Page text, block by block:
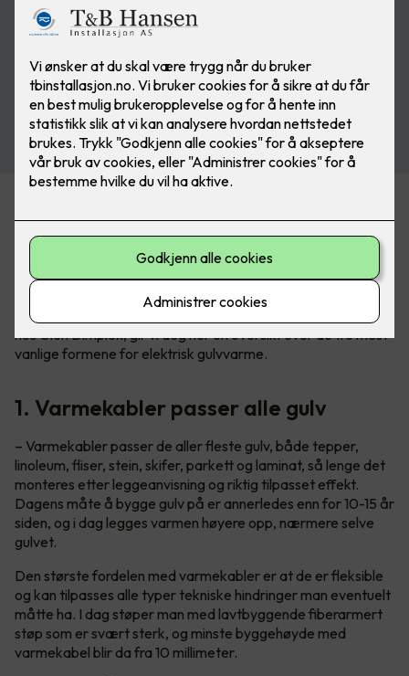
gulvvarme, men spesielt varmefolie blir stadig mer populært.
Om du skal velge det ene eller det andre avhenger av
underlag, hvilket gulv du skal legge over, plassering og
størrelse på rommet.
Sammen med Kim Due-Sørensen, produktsjef for gulvvarme
hos Glen Dimplex, gir vi deg her en oversikt over de tre mest
vanlige formene for elektrisk gulvvarme.
1. Varmekabler passer alle gulv
– Varmekabler passer de aller fleste gulv, både tepper,
linoleum, fliser, stein, skifer, parkett og laminat, så lenge det
monteres etter leggeanvisning og riktig tilpasset effekt.
Dagens måte å bygge gulv på er annerledes enn for 10-15 år
siden, og i dag legges varmen høyere opp, nærmere selve
gulvet.
Den største fordelen med varmekabler er at de er fleksible
og kan tilpasses alle typer tekniske hindringer man eventuelt
måtte ha. I dag støper man med lavtbyggende fiberarmert
støp som er svært sterk, og minste byggehøyde med
varmekabel blir da fra 10 millimeter.